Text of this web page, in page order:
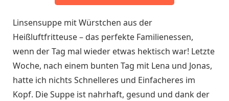
Linsensuppe mit Würstchen aus der
Heißluftfritteuse – das perfekte Familienessen,
wenn der Tag mal wieder etwas hektisch war! Letzte
Woche, nach einem bunten Tag mit Lena und Jonas,
hatte ich nichts Schnelleres und Einfacheres im
Kopf. Die Suppe ist nahrhaft, gesund und dank der